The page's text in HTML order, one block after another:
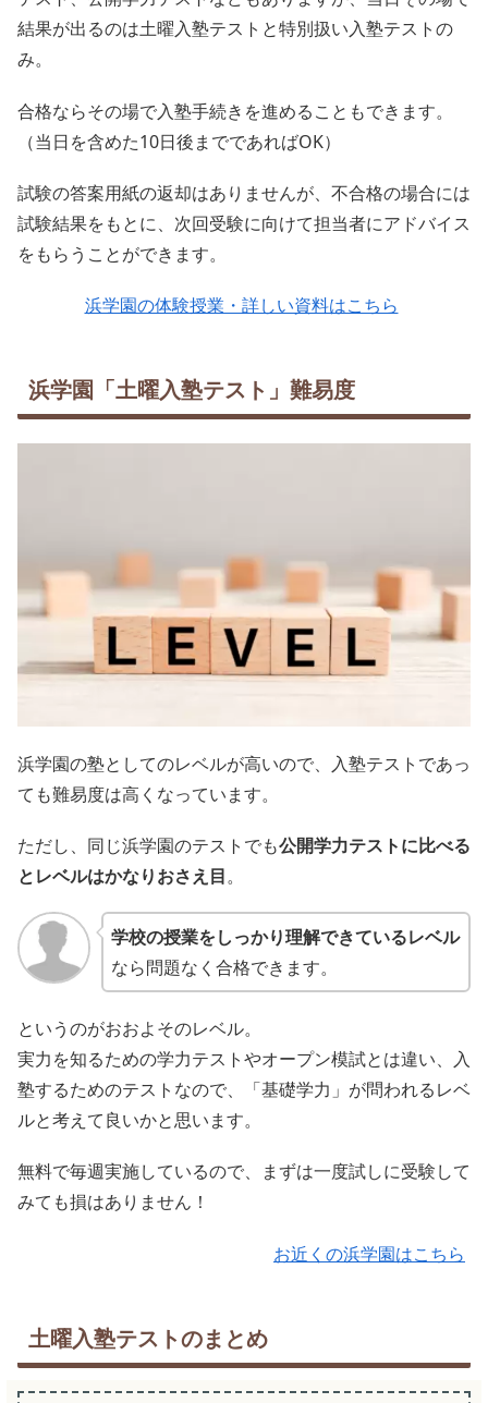
結果が出るのは土曜入塾テストと特別扱い入塾テストの
み。
合格ならその場で入塾手続きを進めることもできます。
（当日を含めた10日後までであればOK）
試験の答案用紙の返却はありませんが、不合格の場合には
試験結果をもとに、次回受験に向けて担当者にアドバイス
をもらうことができます。
浜学園の体験授業・詳しい資料はこちら
浜学園「土曜入塾テスト」難易度
浜学園の塾としてのレベルが高いので、入塾テストであっ
ても難易度は高くなっています。
ただし、同じ浜学園のテストでも公開学力テストに比べる
とレベルはかなりおさえ目。
学校の授業をしっかり理解できているレベル
なら問題なく合格できます。
というのがおおよそのレベル。
実力を知るための学力テストやオープン模試とは違い、入
塾するためのテストなので、「基礎学力」が問われるレベ
ルと考えて良いかと思います。
無料で毎週実施しているので、まずは一度試しに受験して
みても損はありません！
お近くの浜学園はこちら
土曜入塾テストのまとめ